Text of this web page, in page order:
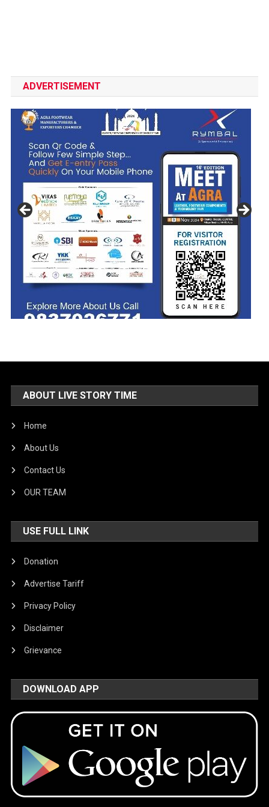
ADVERTISEMENT
ABOUT LIVE STORY TIME
Home
About Us
Contact Us
OUR TEAM
USE FULL LINK
Donation
Advertise Tariff
Privacy Policy
Disclaimer
Grievance
DOWNLOAD APP